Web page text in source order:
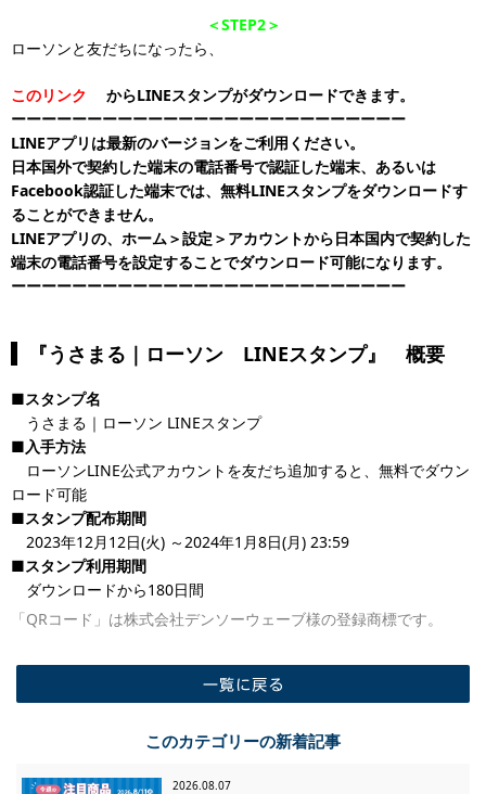
＜STEP2＞
ローソンと友だちになったら、
このリンク
からLINEスタンプがダウンロードできます。
ーーーーーーーーーーーーーーーーーーーーーーーーーー
LINEアプリは最新のバージョンをご利用ください。
日本国外で契約した端末の電話番号で認証した端末、あるいは
Facebook認証した端末では、無料LINEスタンプをダウンロードす
ることができません。
LINEアプリの、ホーム＞設定＞アカウントから日本国内で契約した
端末の電話番号を設定することでダウンロード可能になります。
ーーーーーーーーーーーーーーーーーーーーーーーーーー
『うさまる｜ローソン LINEスタンプ』 概要
■スタンプ名
うさまる｜ローソン LINEスタンプ
■入手方法
ローソンLINE公式アカウントを友だち追加すると、無料でダウン
ロード可能
■スタンプ配布期間
2023年12月12日(火) ～2024年1月8日(月) 23:59
■スタンプ利用期間
ダウンロードから180日間
「QRコード」は株式会社デンソーウェーブ様の登録商標です。
このカテゴリーの新着記事
2026.08.07